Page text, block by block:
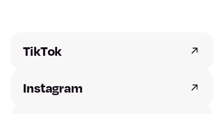
Valencia
TikTok
Instagram